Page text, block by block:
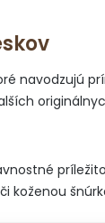
navodzujú
koženou